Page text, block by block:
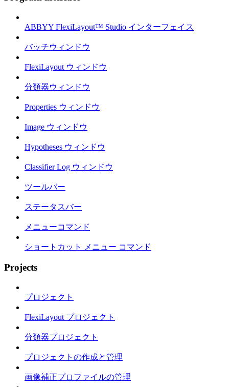
ABBYY FlexiLayout™ Studio インターフェイス
バッチウィンドウ
FlexiLayout ウィンドウ
分類器ウィンドウ
Properties ウィンドウ
Image ウィンドウ
Hypotheses ウィンドウ
Classifier Log ウィンドウ
ツールバー
ステータスバー
メニューコマンド
ショートカット メニュー コマンド
Projects
プロジェクト
FlexiLayout プロジェクト
分類器プロジェクト
プロジェクトの作成と管理
画像補正プロファイルの管理